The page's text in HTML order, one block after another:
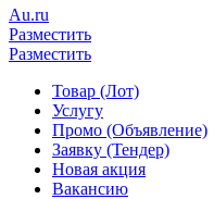
Au.ru
Разместить
Разместить
Товар (Лот)
Услугу
Промо (Объявление)
Заявку (Тендер)
Новая акция
Вакансию